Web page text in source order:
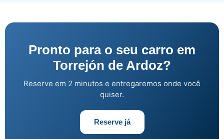
Pronto para o seu carro em
Torrejón de Ardoz?
Reserve em 2 minutos e entregaremos onde você
quiser.
Reserve já